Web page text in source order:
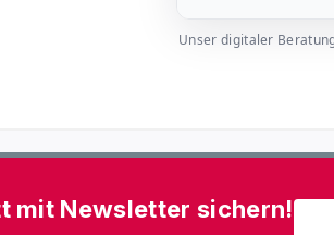
Unser digitaler
mit Newsletter sichern!